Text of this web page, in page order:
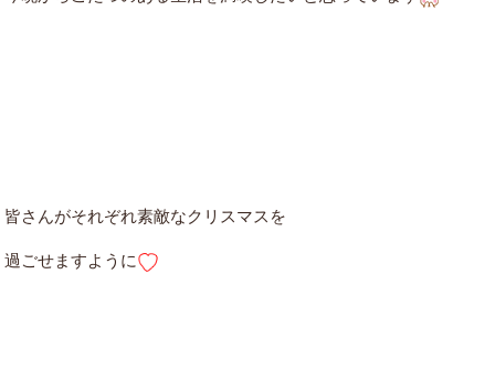
皆さんがそれぞれ素敵なクリスマスを
過ごせますように